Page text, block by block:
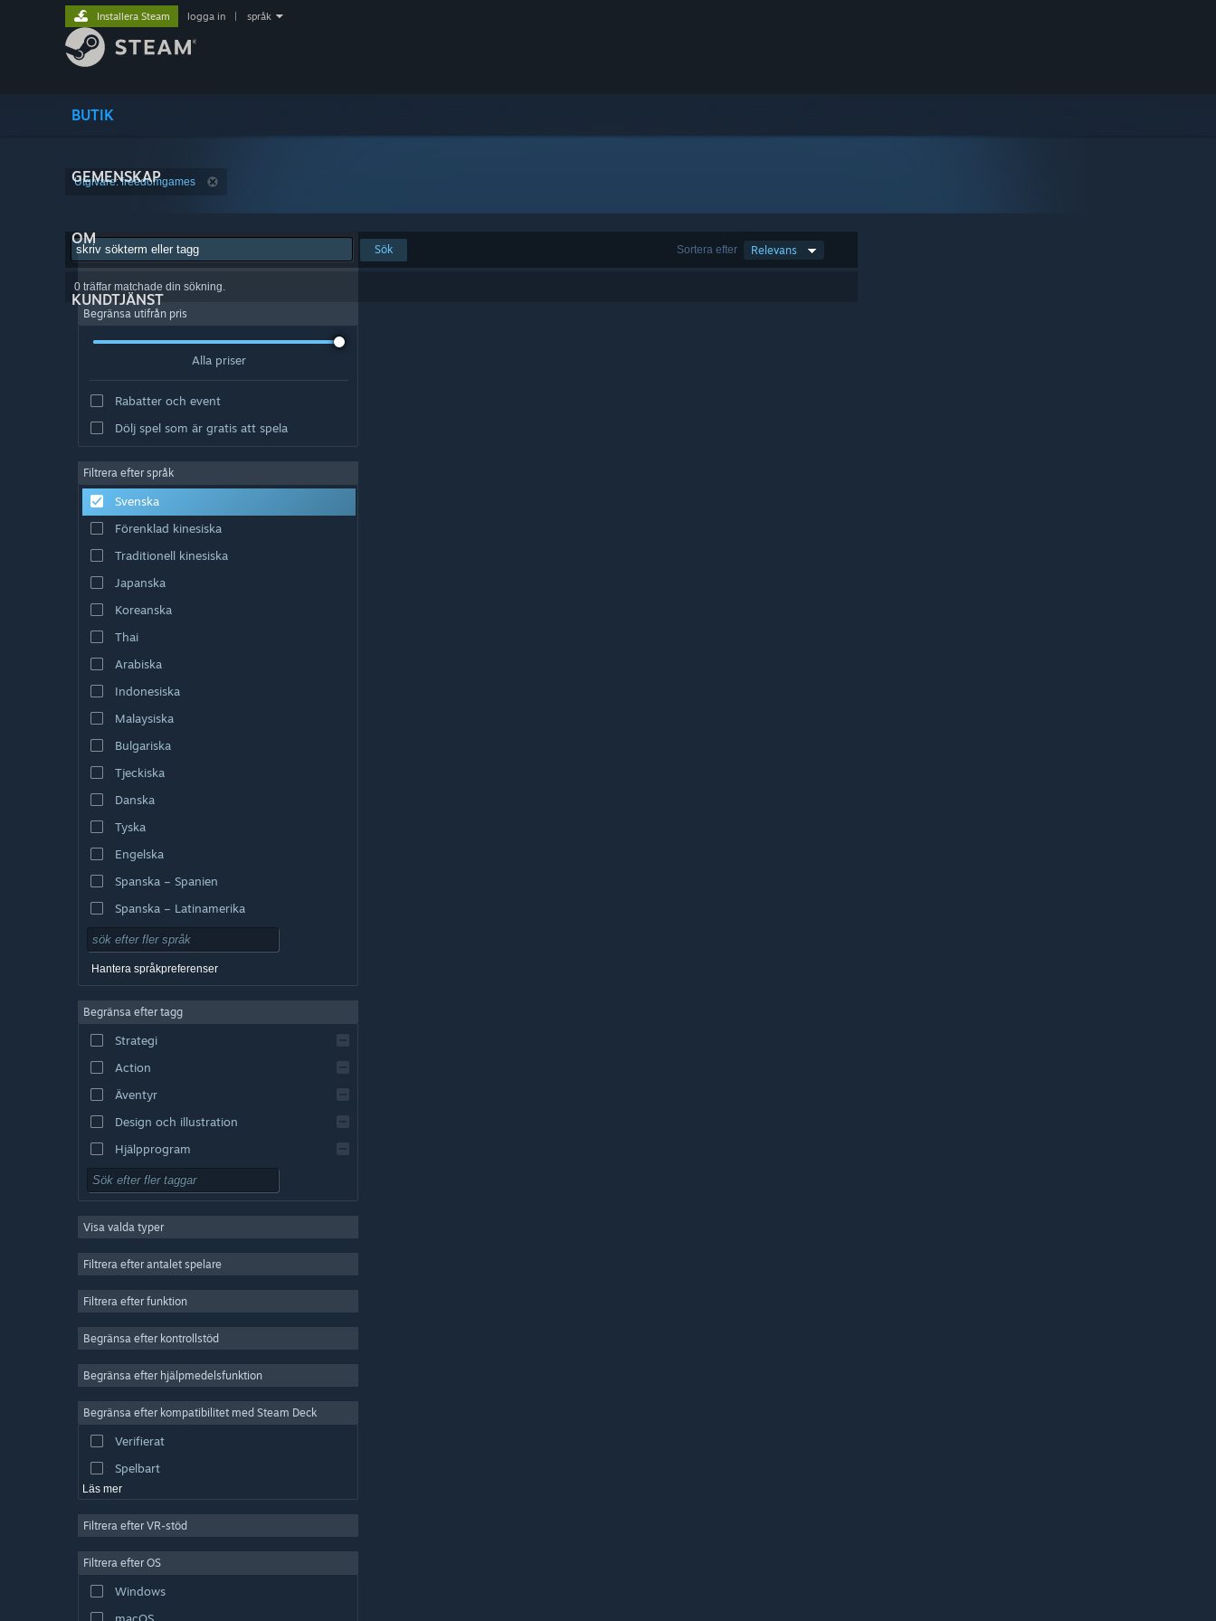
BUTIK
GEMENSKAP
OM
KUNDTJÄNST
Installera Steam logga in språk
Utgivare: freedomgames
Sortera efter Relevans
Sök
0 träffar matchade din sökning.
Begränsa utifrån pris
Alla priser
Rabatter och event
Dölj spel som är gratis att spela
Filtrera efter språk
Svenska
Förenklad kinesiska
Traditionell kinesiska
Japanska
Koreanska
Thai
Arabiska
Indonesiska
Malaysiska
Bulgariska
Tjeckiska
Danska
Tyska
Engelska
Spanska – Spanien
Spanska – Latinamerika
Hantera språkpreferenser
Begränsa efter tagg
Strategi
Action
Äventyr
Design och illustration
Hjälpprogram
Gratis att spela
MMO
Indie
Simulering
Videoproduktion
Bildredigering
Visa valda typer
Filtrera efter antalet spelare
Filtrera efter funktion
Begränsa efter kontrollstöd
Begränsa efter hjälpmedelsfunktion
Begränsa efter kompatibilitet med Steam Deck
Verifierat
Spelbart
Läs mer
Filtrera efter VR-stöd
Filtrera efter OS
Windows